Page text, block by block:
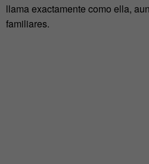
llama exactamente como ella,
familiares.